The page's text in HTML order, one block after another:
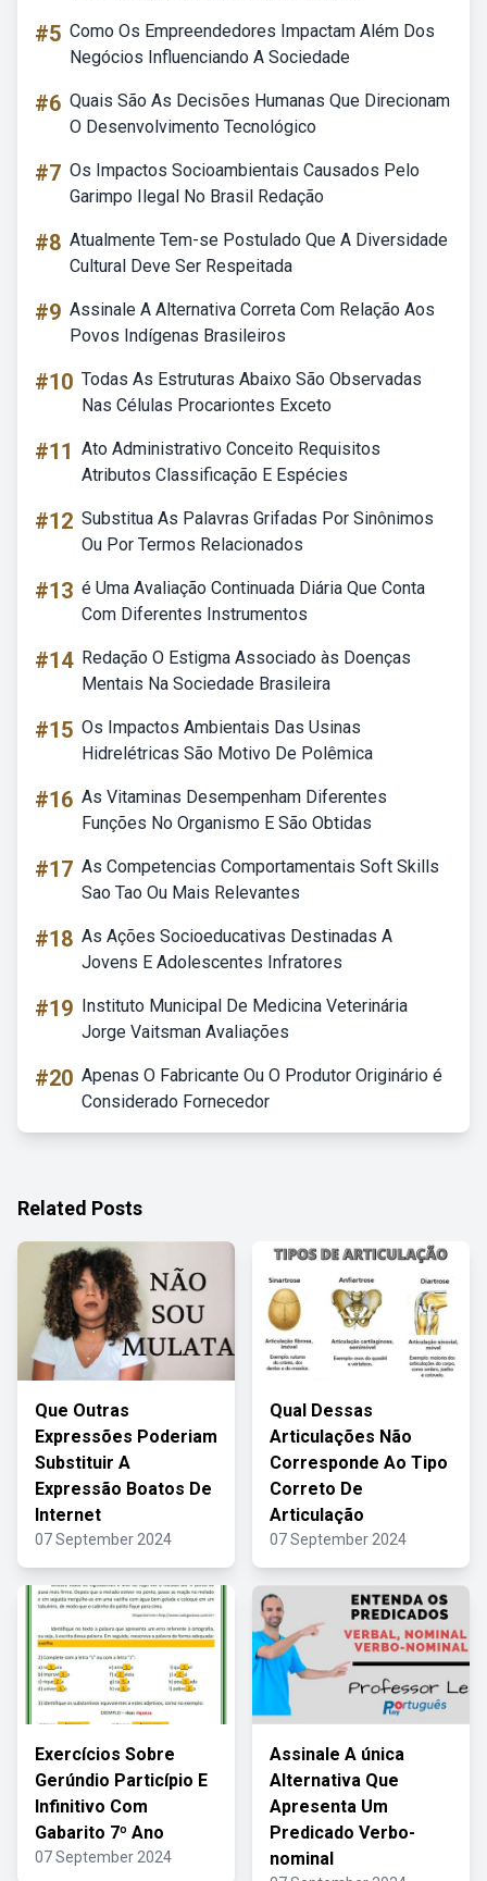
#5 Como Os Empreendedores Impactam Além Dos
Negócios Influenciando A Sociedade
#6 Quais São As Decisões Humanas Que Direcionam
O Desenvolvimento Tecnológico
#7 Os Impactos Socioambientais Causados Pelo
Garimpo Ilegal No Brasil Redação
#8 Atualmente Tem-se Postulado Que A Diversidade
Cultural Deve Ser Respeitada
#9 Assinale A Alternativa Correta Com Relação Aos
Povos Indígenas Brasileiros
#10 Todas As Estruturas Abaixo São Observadas
Nas Células Procariontes Exceto
#11 Ato Administrativo Conceito Requisitos
Atributos Classificação E Espécies
#12 Substitua As Palavras Grifadas Por Sinônimos
Ou Por Termos Relacionados
#13 é Uma Avaliação Continuada Diária Que Conta
Com Diferentes Instrumentos
#14 Redação O Estigma Associado às Doenças
Mentais Na Sociedade Brasileira
#15 Os Impactos Ambientais Das Usinas
Hidrelétricas São Motivo De Polêmica
#16 As Vitaminas Desempenham Diferentes
Funções No Organismo E São Obtidas
#17 As Competencias Comportamentais Soft Skills
Sao Tao Ou Mais Relevantes
#18 As Ações Socioeducativas Destinadas A
Jovens E Adolescentes Infratores
#19 Instituto Municipal De Medicina Veterinária
Jorge Vaitsman Avaliações
#20 Apenas O Fabricante Ou O Produtor Originário é
Considerado Fornecedor
Related Posts
Que Outras
Expressões Poderiam
Substituir A
Expressão Boatos De
Internet
07 September 2024
Qual Dessas
Articulações Não
Corresponde Ao Tipo
Correto De
Articulação
07 September 2024
Exercícios Sobre
Gerúndio Particípio E
Infinitivo Com
Gabarito 7º Ano
07 September 2024
Assinale A única
Alternativa Que
Apresenta Um
Predicado Verbo-
nominal